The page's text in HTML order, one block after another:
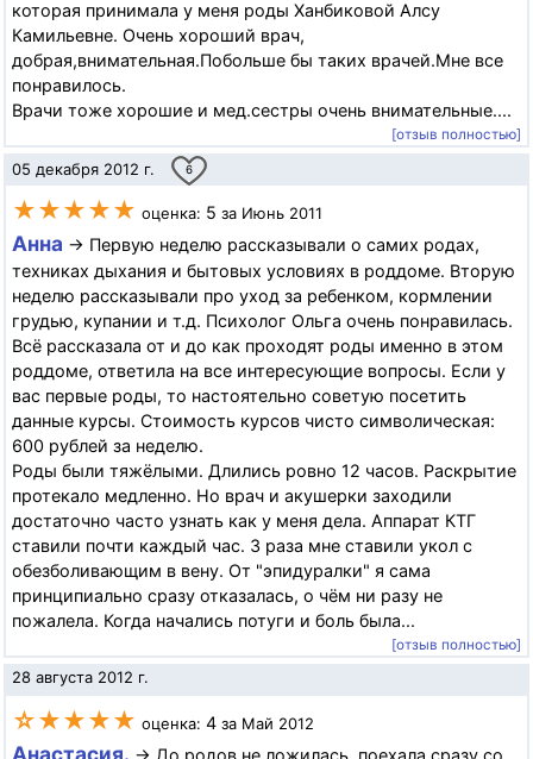
которая принимала у меня роды Ханбиковой Алсу
Камильевне. Очень хороший врач,
добрая,внимательная.Побольше бы таких врачей.Мне все
понравилось.
Врачи тоже хорошие и мед.сестры очень внимательные....
[отзыв полностью]
05 декабря 2012 г. 6
★★★★★ оценка: 5 за Июнь 2011
Анна → Первую неделю рассказывали о самих родах,
техниках дыхания и бытовых условиях в роддоме. Вторую
неделю рассказывали про уход за ребенком, кормлении
грудью, купании и т.д. Психолог Ольга очень понравилась.
Всё рассказала от и до как проходят роды именно в этом
роддоме, ответила на все интересующие вопросы. Если у
вас первые роды, то настоятельно советую посетить
данные курсы. Стоимость курсов чисто символическая:
600 рублей за неделю.
Роды были тяжёлыми. Длились ровно 12 часов. Раскрытие
протекало медленно. Но врач и акушерки заходили
достаточно часто узнать как у меня дела. Аппарат КТГ
ставили почти каждый час. 3 раза мне ставили укол с
обезболивающим в вену. От "эпидуралки" я сама
принципиально сразу отказалась, о чём ни разу не
пожалела. Когда начались потуги и боль была...
[отзыв полностью]
28 августа 2012 г.
☆★★★★ оценка: 4 за Май 2012
Анастасия. → До родов не ложилась, поехала сразу со